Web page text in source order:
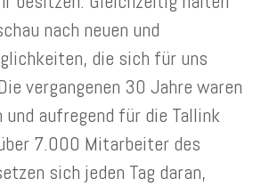
nach neuen und
die sich für uns
vergangenen 30 Jahre waren
aufregend für die Tallink
7.000 Mitarbeiter des
sich jeden Tag daran,